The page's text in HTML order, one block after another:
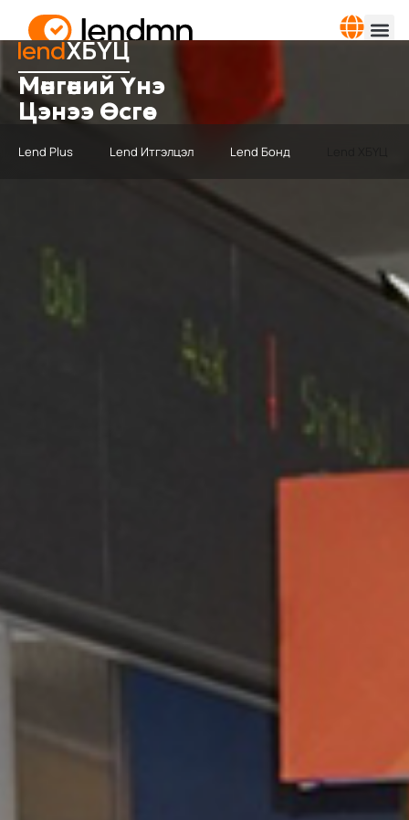
Мөнгөний Үнэ
Цэнээ Өсгөе
Lend Plus Lend Итгэлцэл Lend Бонд